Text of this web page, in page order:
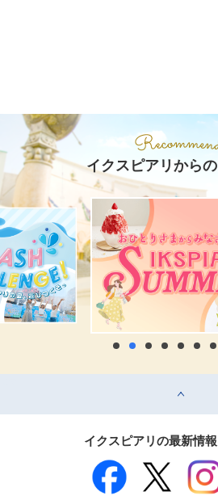
イクスピアリから
イクスピアリの最新情報